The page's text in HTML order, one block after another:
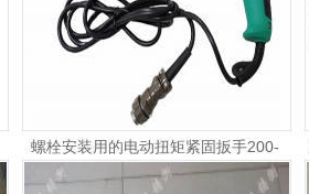
扭矩型电动扳手_定扭力直柄电
螺栓安装用的电动扭矩紧固扳手200-